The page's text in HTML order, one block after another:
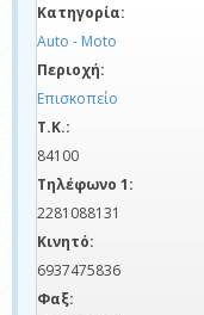
Κατηγορία:
Auto - Moto
Περιοχή:
Επισκοπείο
Τ.Κ.:
84100
Τηλέφωνο 1:
2281088131
Κινητό:
6937475836
Φαξ: